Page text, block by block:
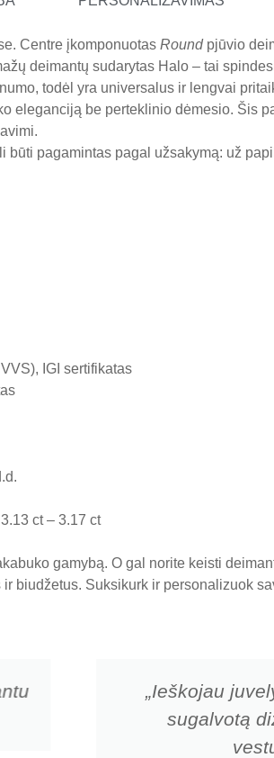
Centre įkomponuotas Roundpjūvio
deimantų sudarytas Halo – tai
todėl yra universalus ir lengvai
eleganciją be perteklinio dėmesio. Šis
pagamintas pagal užsakymą: už
IGI sertifikatas
ct – 3.17 ct
gamybą. O gal norite keisti
biudžetus. Suksikurk ir personalizuok
„Ieškojau
sugalvotą